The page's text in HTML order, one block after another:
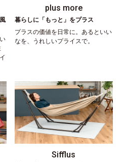
plus more
暮らしに「もっと」をプラス
プラスの価値を日常に。あるといい
なを、うれしいプライスで。
Sifflus